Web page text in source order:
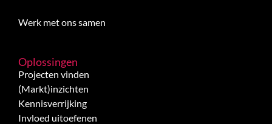
Werk met ons samen
Oplossingen
Projecten vinden
(Markt)inzichten
Kennisverrijking
Invloed uitoefenen